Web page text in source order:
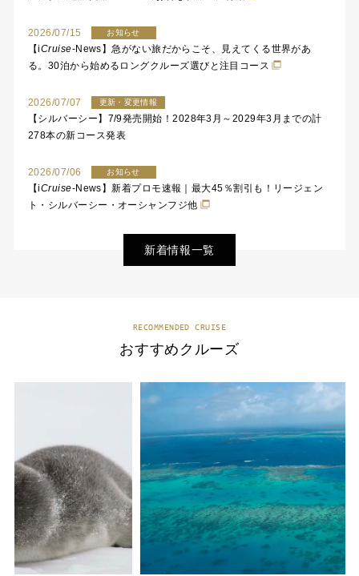
2026/07/15 お知らせ
【iCruise-News】急がない旅だからこそ、見えてくる世界があ
る。30泊から始めるロングクルーズ選びと注目コース
2026/07/07 更新・変更情報
【シルバーシー】7/9発売開始！2028年3月～2029年3月までの計
278本の新コース発表
2026/07/06 お知らせ
【iCruise-News】新着プロモ速報｜最大45％割引も！リージェン
ト・シルバーシー・オーシャンフジ他
新着情報一覧
RECOMMENDED CRUISE
おすすめクルーズ